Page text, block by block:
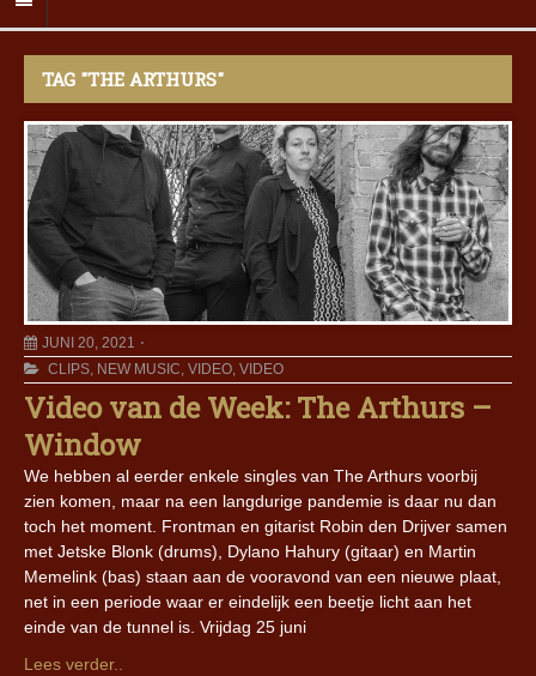
TAG "THE ARTHURS"
JUNI 20, 2021
CLIPS, NEW MUSIC, VIDEO, VIDEO
Video van de Week: The Arthurs –
Window
We hebben al eerder enkele singles van The Arthurs voorbij
zien komen, maar na een langdurige pandemie is daar nu dan
toch het moment. Frontman en gitarist Robin den Drijver samen
met Jetske Blonk (drums), Dylano Hahury (gitaar) en Martin
Memelink (bas) staan aan de vooravond van een nieuwe plaat,
net in een periode waar er eindelijk een beetje licht aan het
einde van de tunnel is. Vrijdag 25 juni
Lees verder..